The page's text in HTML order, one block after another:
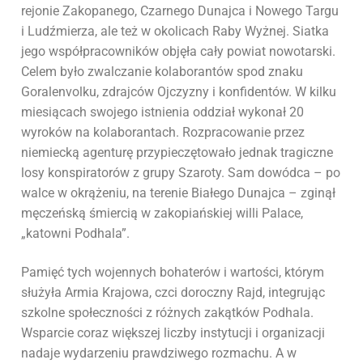
rejonie Zakopanego, Czarnego Dunajca i Nowego Targu
i Ludźmierza, ale też w okolicach Raby Wyżnej. Siatka
jego współpracowników objęła cały powiat nowotarski.
Celem było zwalczanie kolaborantów spod znaku
Goralenvolku, zdrajców Ojczyzny i konfidentów. W kilku
miesiącach swojego istnienia oddział wykonał 20
wyroków na kolaborantach. Rozpracowanie przez
niemiecką agenturę przypieczętowało jednak tragiczne
losy konspiratorów z grupy Szaroty. Sam dowódca – po
walce w okrążeniu, na terenie Białego Dunajca – zginął
męczeńską śmiercią w zakopiańskiej willi Palace,
„katowni Podhala”.
Pamięć tych wojennych bohaterów i wartości, którym
służyła Armia Krajowa, czci doroczny Rajd, integrując
szkolne społeczności z różnych zakątków Podhala.
Wsparcie coraz większej liczby instytucji i organizacji
nadaje wydarzeniu prawdziwego rozmachu. A w